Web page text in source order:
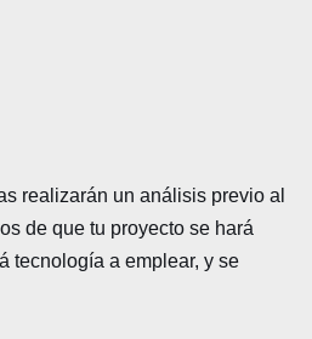
realizarán un análisis previo al
de que tu proyecto se hará
tecnología a emplear, y se